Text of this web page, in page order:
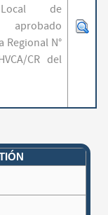
Local de
aprobado
Regional N°
CR del